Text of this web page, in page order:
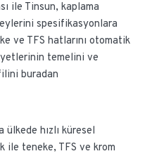
ile Tinsun, kaplama
spesifikasyonlara
ve TFS hatlarını otomatik
temelini ve
buradan
hızlı küresel
ile teneke, TFS ve krom